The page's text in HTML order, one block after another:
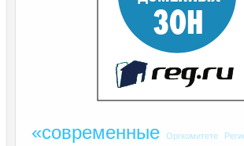
«современные Оргкомитете